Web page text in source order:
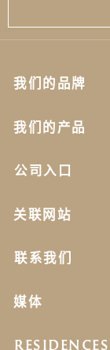
我们的品牌
我们的产品
公司入口
关联网站
联系我们
媒体
RESIDENCES